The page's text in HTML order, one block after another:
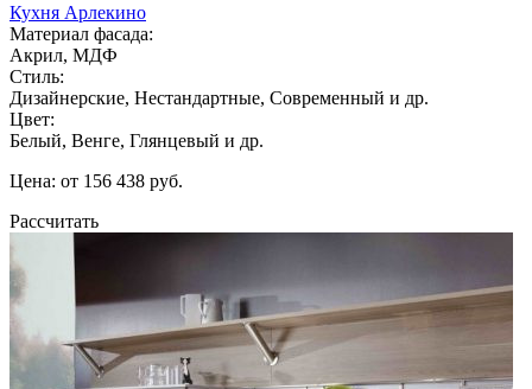
Кухня Арлекино
Материал фасада:
Акрил, МДФ
Стиль:
Дизайнерские, Нестандартные, Современный и др.
Цвет:
Белый, Венге, Глянцевый и др.
Цена: от 156 438 руб.
Рассчитать